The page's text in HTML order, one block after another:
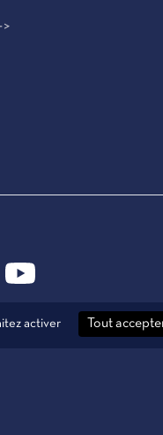
->
activer Tout